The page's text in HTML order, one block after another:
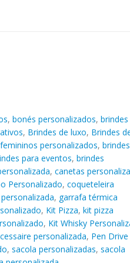
, bonés personalizados, brindes
, Brindes de luxo, Brindes
personalizados, brindes
para eventos, brindes
, canetas
Personalizado, coqueteleira
, garrafa térmica
, Kit Pizza, kit pizza
, Kit Whisky
personalizada, Pen Drive
, sacola personalizadas, sacola